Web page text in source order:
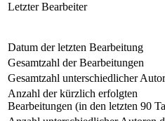
Letzter Bearbeiter
Datum der letzten Bearbeitung
Gesamtzahl der Bearbeitungen
Gesamtzahl unterschiedlicher
Anzahl der kürzlich erfolgten
Bearbeitungen (in den letzten 90